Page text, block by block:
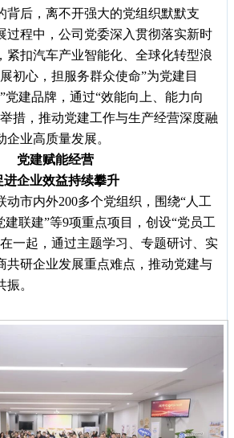
背后，离不开强大的党组织默默支
过程中，公司党委深入贯彻落实新时
紧扣汽车产业智能化、全球化转型浪
初心，担服务群众使命”为党建目
党建品牌，通过“效能向上、能力向
举措，推动党建工作与生产经营深度融
业高质量发展。
党建赋能经营
进企业效益持续攀升
动市内外200多个党组织，围绕“人工
建联建”等9项重点项目，创设“党员工
一起，通过主题学习、专题研讨、实
共研企业发展重点难点，推动党建与
。